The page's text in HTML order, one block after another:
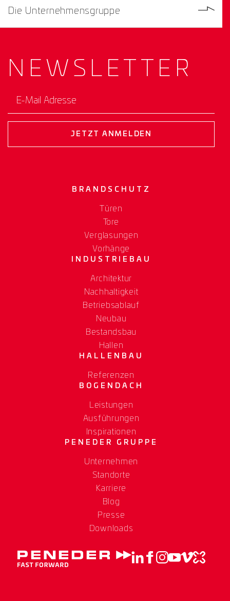
Die Unternehmensgruppe
NEWS­ LETTER
E-Mail Adresse
JETZT ANMELDEN
BRANDSCHUTZ
Türen
Tore
Verglasungen
Vorhänge
INDUSTRIEBAU
Architektur
Nachhaltigkeit
Betriebsablauf
Neubau
Bestandsbau
Hallen
HALLENBAU
Referenzen
BOGENDACH
Leistungen
Ausführungen
Inspirationen
PENEDER GRUPPE
Unternehmen
Standorte
Karriere
Blog
Presse
Downloads